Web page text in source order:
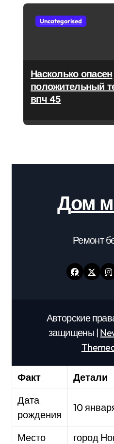
Uncategorised
Насколько опасен
положительный
впч 45
Дом
Ремонт
Авторские права © Все права
защищены |
Факт
Детали
Дата
рождения
10
Место город